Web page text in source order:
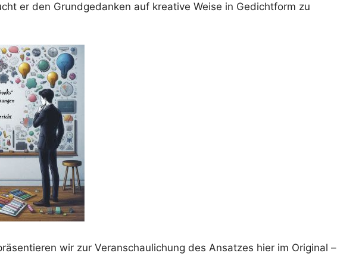
er den Grundgedanken auf kreative Weise in Gedichtform zu
wir zur Veranschaulichung des Ansatzes hier im Original –